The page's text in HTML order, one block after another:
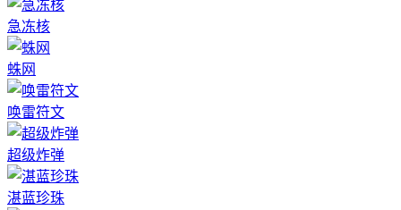
急冻核
蛛网
唤雷符文
超级炸弹
湛蓝珍珠